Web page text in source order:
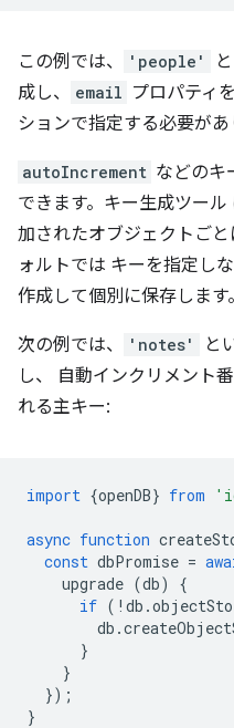
この例では、 'people'
成し、
email プロパティ
ションで指定する必要があ
autoIncrement などのキ
できます。キー生成ツー
加されたオブジェクトご
ォルトでは キーを指定し
作成して個別に保存します
次の例では、 'notes'
と
し、 自動インクリメント
れる主キー:
import {openDB} from
async function
const dbPromise =
upgrade (db)
{
if ( ! db .
db .
}
}
});
}